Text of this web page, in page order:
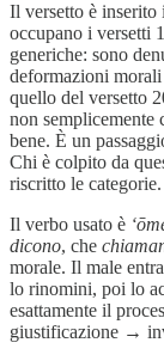
Il versetto è inserito
occupano i versetti
generiche: sono
deformazioni
quello del versetto
non semplicemente
bene. È un
Chi è colpito da
riscritto le categorie.
Il verbo usato è
dicono, che
morale. Il male
lo rinomini, poi lo
esattamente il
giustificazione →